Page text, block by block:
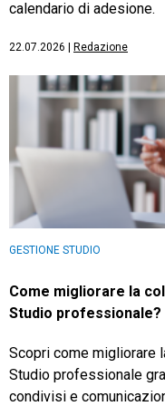
calendario di adesione.
22.07.2026 Redazione
GESTIONE STUDIO
Come migliorare la
Studio professionale?
Scopri come migliorare
Studio professionale
condivisi e